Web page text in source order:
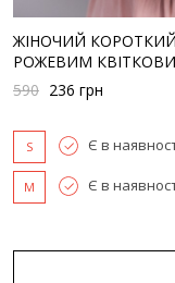
ЖІНОЧИЙ
РОЖЕВИМ
590 236 грн
S Є в
M Є в